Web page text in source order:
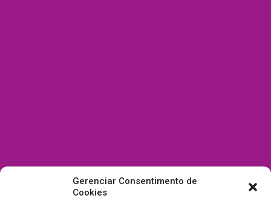
Gerenciar Consentimento de
Cookies